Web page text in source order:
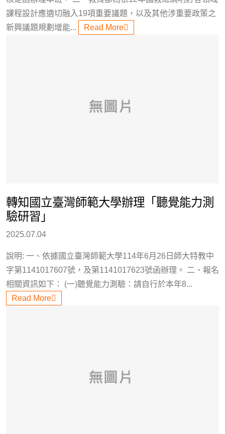
課程設計應適切融入19項重要議題，以及其他涉重要政策之
新興議題規劃增能...
Read More
轉知國立臺灣師範大學辦理「聽覺能力測
驗研習」
2025.07.04
說明: 一、依據國立臺灣師範大學114年6月26日師大特教中
字第1141017607號，及第1141017623號函辦理。 二、報名
相關資訊如下： (一)聽覺能力測驗：請自行於本年8...
Read More